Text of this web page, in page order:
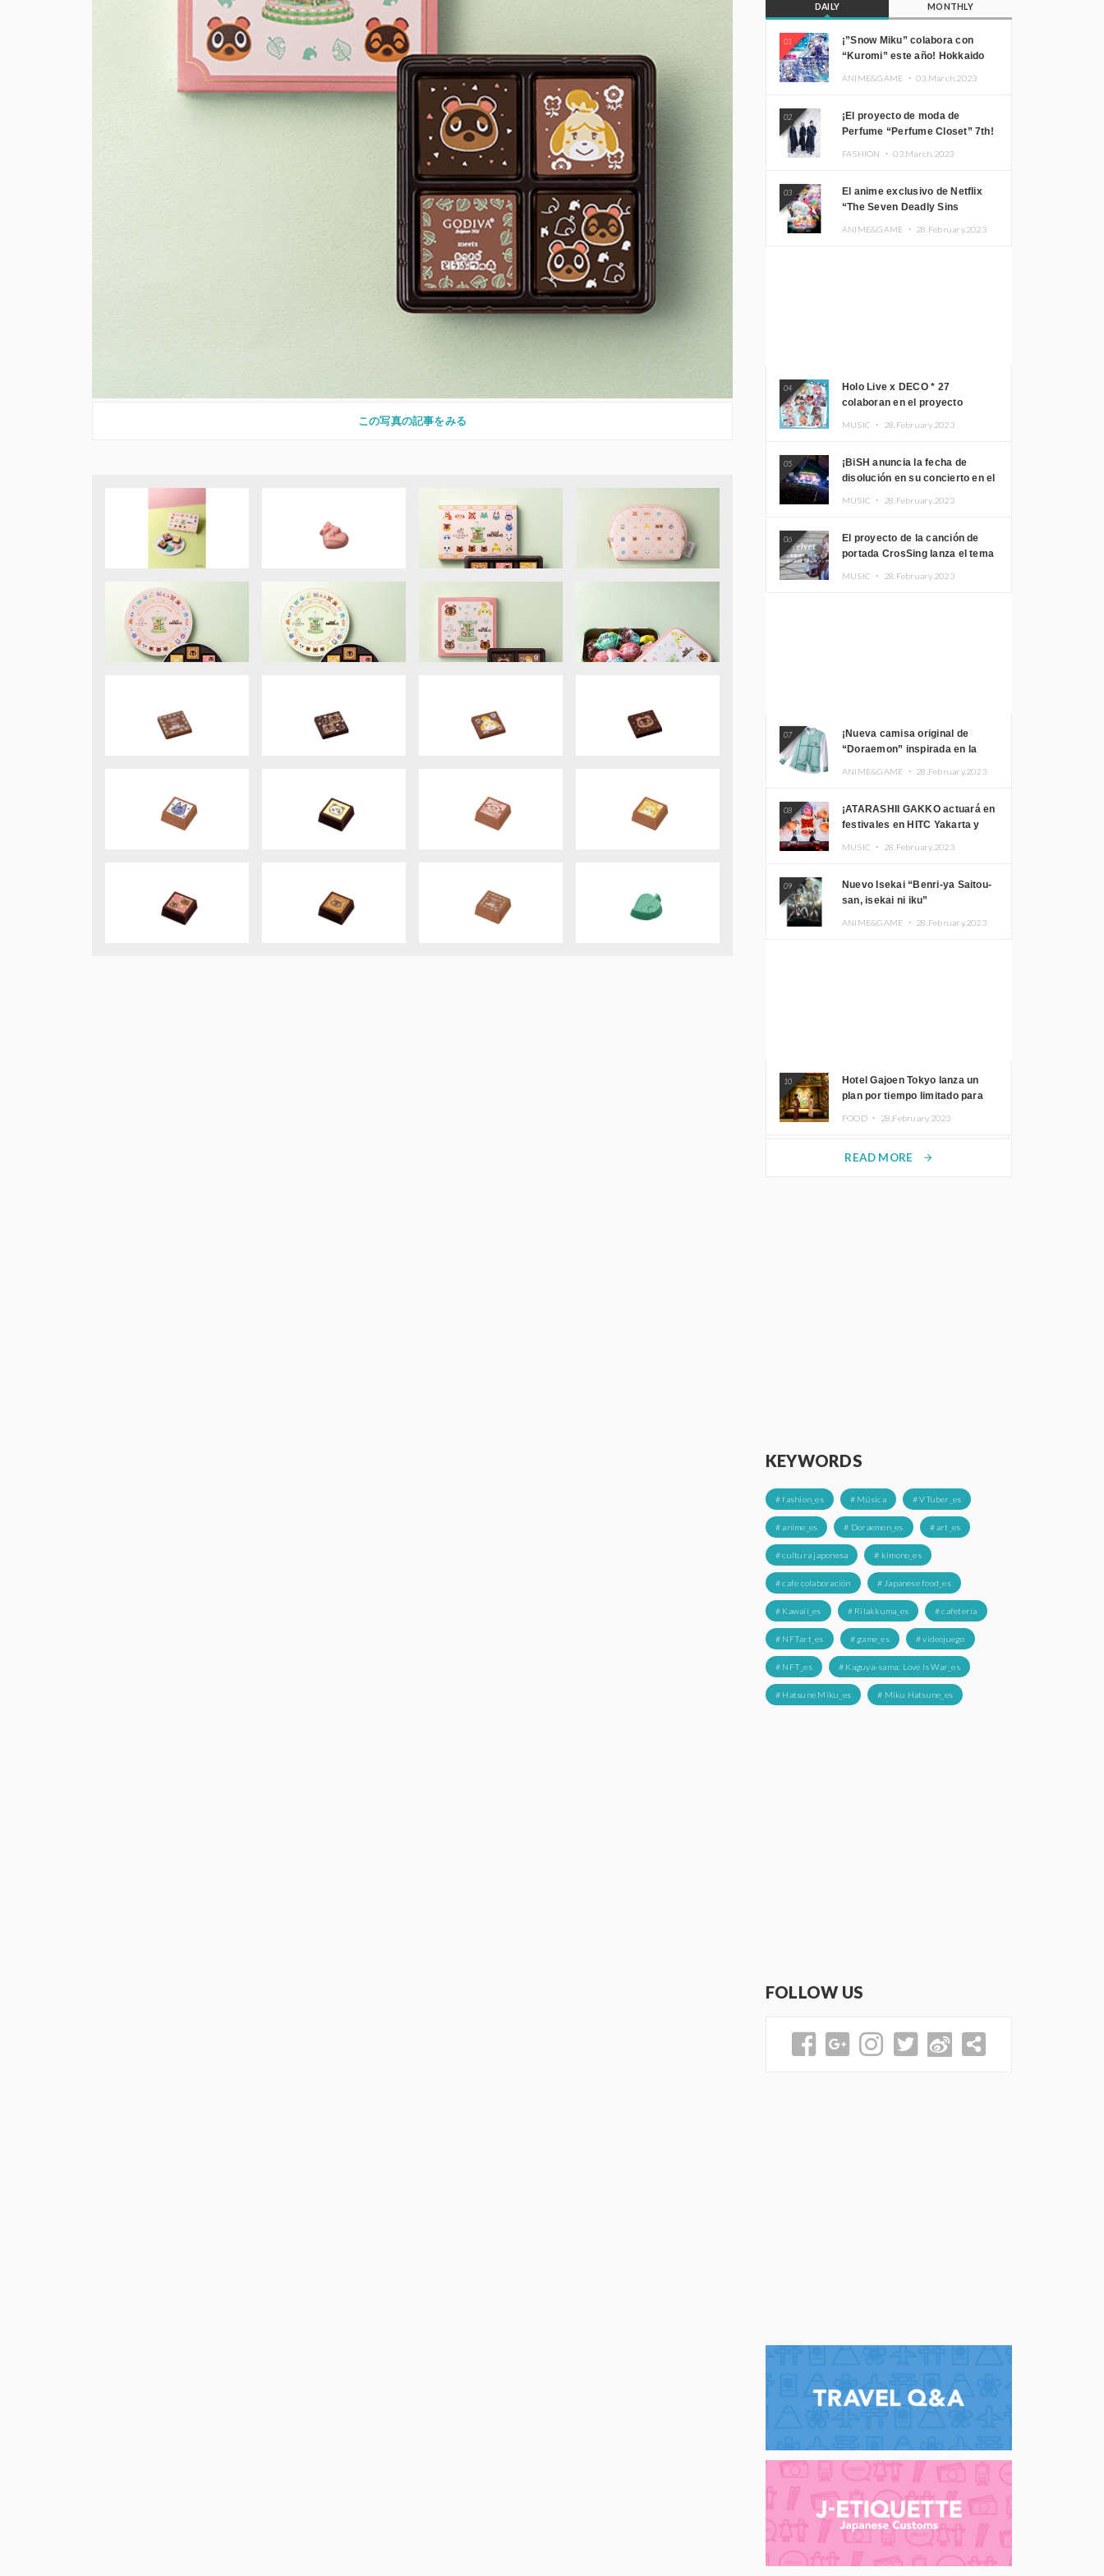
この写真の記事をみる
DAILY MONTHLY
01
¡”Snow Miku” colabora con
“Kuromi” este año! Hokkaido
ANIME&GAME ・03.March.2023
02
¡El proyecto de moda de
Perfume “Perfume Closet” 7th!
FASHION ・03.March.2023
03
El anime exclusivo de Netflix
“The Seven Deadly Sins
ANIME&GAME ・ 28.February.2023
04
Holo Live x DECO * 27
colaboran en el proyecto
MUSIC ・ 28.February.2023
05
¡BiSH anuncia la fecha de
disolución en su concierto en el
MUSIC ・ 28.February.2023
06
El proyecto de la canción de
portada CrosSing lanza el tema
MUSIC ・ 28.February.2023
07
¡Nueva camisa original de
“Doraemon” inspirada en la
ANIME&GAME ・ 28.February.2023
08
¡ATARASHII GAKKO actuará en
festivales en HITC Yakarta y
MUSIC ・ 28.February.2023
09
Nuevo Isekai “Benri-ya Saitou-
san, isekai ni iku”
ANIME&GAME ・ 28.February.2023
10
Hotel Gajoen Tokyo lanza un
plan por tiempo limitado para
FOOD ・ 28.February.2023
READ MORE arrow_forward
KEYWORDS
# fashion_es # Música # VTuber_es
# anime_es # Doraemon_es # art_es
# cultura japonesa # kimono_es
# cafe colaboración # Japanese food_es
# Kawaii_es # Rilakkuma_es # cafetería
# NFTart_es # game_es # videojuego
# NFT_es # Kaguya-sama: Love Is War_es
# Hatsune Miku_es # Miku Hatsune_es
FOLLOW US